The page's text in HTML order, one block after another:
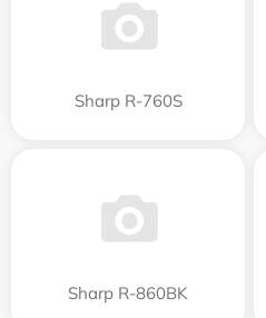
Sharp R-760S
Sharp R-860BK